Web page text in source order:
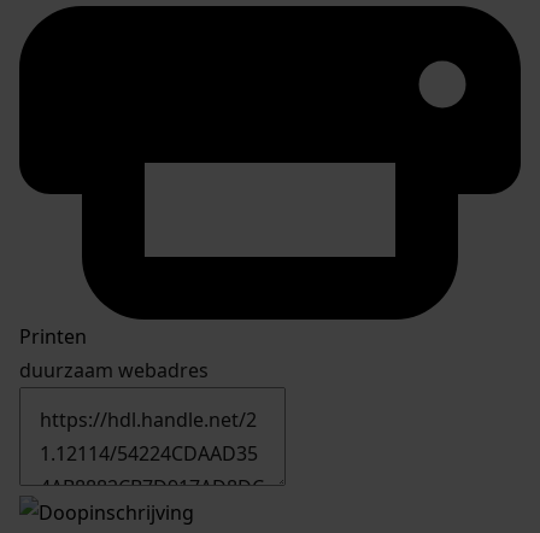
Printen
duurzaam webadres